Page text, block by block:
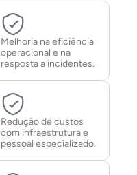
Melhoria na eficiência
operacional e na
resposta a incidentes.
Redução de custos
com infraestrutura e
pessoal especializado.